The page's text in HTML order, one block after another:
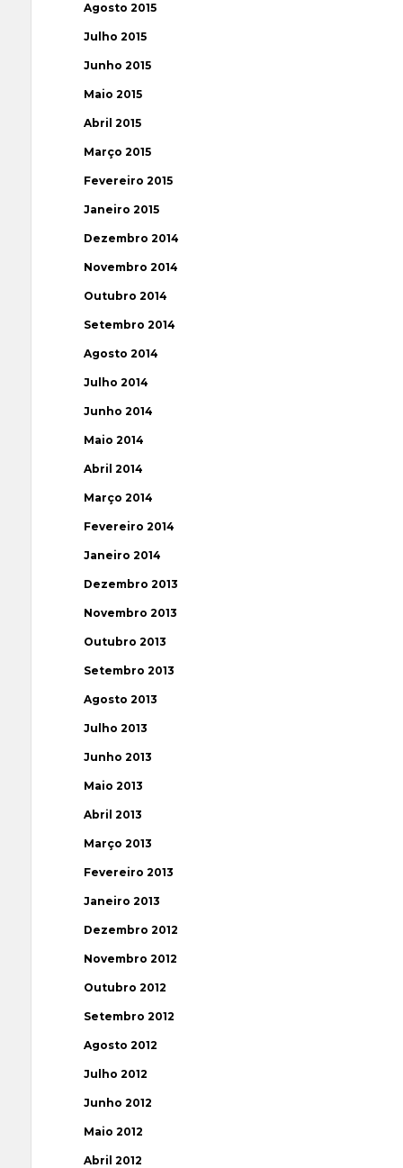
Agosto 2015
Julho 2015
Junho 2015
Maio 2015
Abril 2015
Março 2015
Fevereiro 2015
Janeiro 2015
Dezembro 2014
Novembro 2014
Outubro 2014
Setembro 2014
Agosto 2014
Julho 2014
Junho 2014
Maio 2014
Abril 2014
Março 2014
Fevereiro 2014
Janeiro 2014
Dezembro 2013
Novembro 2013
Outubro 2013
Setembro 2013
Agosto 2013
Julho 2013
Junho 2013
Maio 2013
Abril 2013
Março 2013
Fevereiro 2013
Janeiro 2013
Dezembro 2012
Novembro 2012
Outubro 2012
Setembro 2012
Agosto 2012
Julho 2012
Junho 2012
Maio 2012
Abril 2012